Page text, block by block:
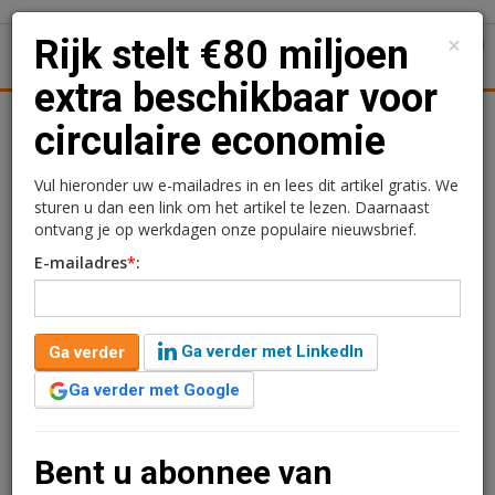
Nieuws Uitgelicht Woningmarkt
Rijk stelt €80 miljoen
extra beschikbaar voor
circulaire economie
Rogier Hentenaar
10 juli 2019 om 08:33
3 minuten leestijd
Het kabinet heeft een bedrag van € 80 miljoen extra
decentrale overheden een kans om projecten aan te
×
Rijk stelt €80 miljoen
extra beschikbaar voor
circulaire economie
Vul hieronder uw e-mailadres in en lees dit artikel gratis. We
sturen u dan een link om het artikel te lezen. Daarnaast
ontvang je op werkdagen onze populaire nieuwsbrief.
E-mailadres*:
Ga verder
Ga verder met LinkedIn
Ga verder met Google
Bent u abonnee van